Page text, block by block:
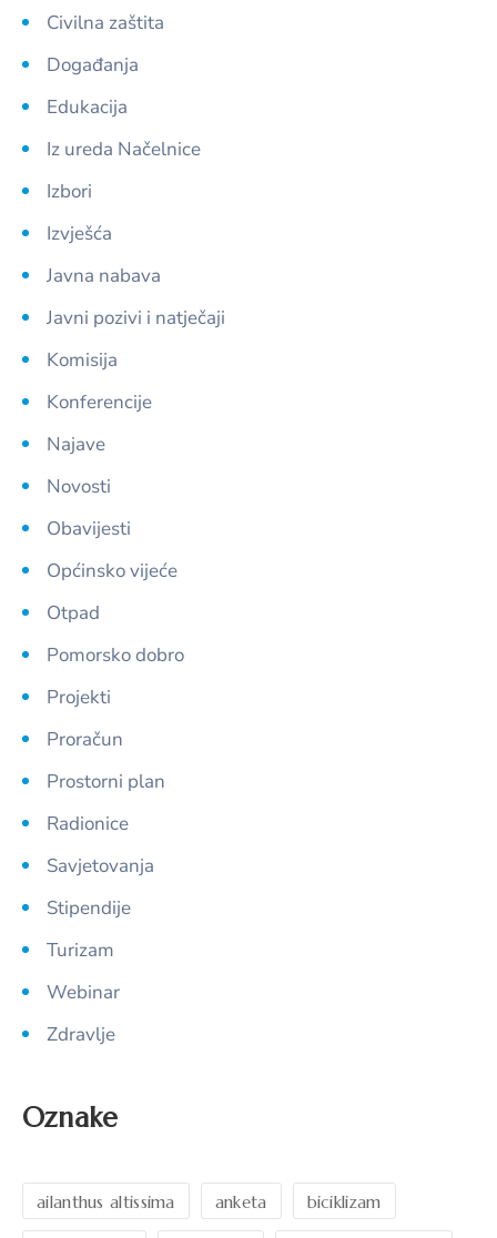
Civilna zaštita
Događanja
Edukacija
Iz ureda Načelnice
Izbori
Izvješća
Javna nabava
Javni pozivi i natječaji
Komisija
Konferencije
Najave
Novosti
Obavijesti
Općinsko vijeće
Otpad
Pomorsko dobro
Projekti
Proračun
Prostorni plan
Radionice
Savjetovanja
Stipendije
Turizam
Webinar
Zdravlje
Oznake
ailanthus altissima anketa biciklizam